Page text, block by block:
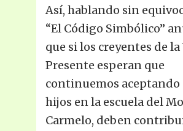
Así, hablando sin
“El Código Simbólico”
que si los creyentes de la
Presente esperan que
continuemos aceptando
hijos en la escuela del
Carmelo, deben